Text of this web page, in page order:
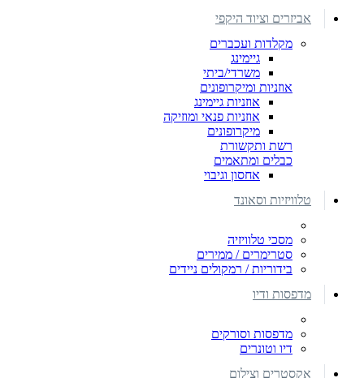
אביזרים וציוד היקפי
מקלדות ועכברים
גיימינג
משרדי/ביתי
אוזניות ומיקרופונים
אוזניות גיימינג
אוזניות פנאי ומוזיקה
מיקרופונים
רשת ותקשורת
כבלים ומתאמים
אחסון וגיבוי
טלוויזיות וסאונד
מסכי טלוויזיה
סטרימרים / ממירים
בידוריות / רמקולים ניידים
מדפסות ודיו
מדפסות וסורקים
דיו וטונרים
אקסטרים וצילום